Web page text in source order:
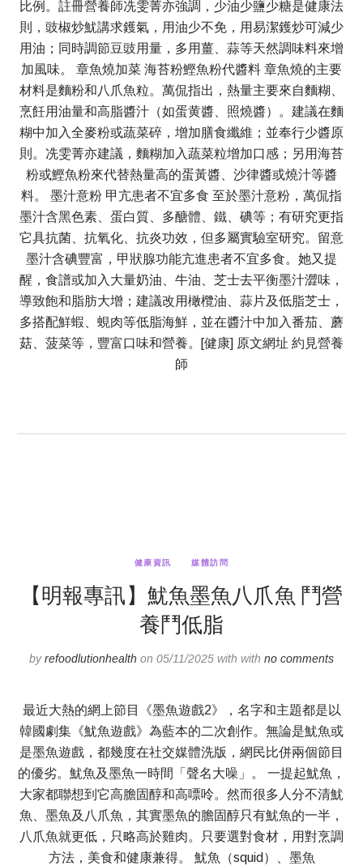
比例。註冊營養師冼雯菁亦強調，少油少鹽少糖是健康法
則，豉椒炒魷講求鑊氣，用油少不免，用易潔鑊炒可減少
用油；同時調節豆豉用量，多用薑、蒜等天然調味料來增
加風味。 章魚燒加菜 海苔粉鰹魚粉代醬料 章魚燒的主要
材料是麵粉和八爪魚粒。萬侃指出，熱量主要來自麵糊、
烹飪用油量和高脂醬汁（如蛋黄醬、照燒醬）。建議在麵
糊中加入全麥粉或蔬菜碎，增加膳食纖維；並奉行少醬原
則。冼雯菁亦建議，麵糊加入蔬菜粒增加口感；另用海苔
粉或鰹魚粉來代替熱量高的蛋黃醬、沙律醬或燒汁等醬
料。 墨汁意粉 甲亢患者不宜多食 至於墨汁意粉，萬侃指
墨汁含黑色素、蛋白質、多醣體、鐵、碘等；有研究更指
它具抗菌、抗氧化、抗炎功效，但多屬實驗室研究。留意
墨汁含碘豐富，甲狀腺功能亢進患者不宜多食。她又提
醒，食譜或加入大量奶油、牛油、芝士去平衡墨汁澀味，
導致飽和脂肪大增；建議改用橄欖油、蒜片及低脂芝士，
多搭配鮮蝦、蜆肉等低脂海鮮，並在醬汁中加入番茄、蘑
菇、菠菜等，豐富口味和營養。[健康] 原文網址 約見營養
師
健康資訊 媒體訪問
【明報專訊】魷魚墨魚八爪魚 鬥營
養鬥低脂
byrefoodlutionhealth on 05/11/2025 with with no comments
最近大熱的網上節目《墨魚遊戲2》，名字和主題都是以
韓國劇集《魷魚遊戲》為藍本的二次創作。無論是魷魚或
是墨魚遊戲，都幾度在社交媒體洗版，網民比併兩個節目
的優劣。魷魚及墨魚一時間「聲名大噪」。 一提起魷魚，
大家都聯想到它高膽固醇和高嘌呤。然而很多人分不清魷
魚、墨魚及八爪魚，其實墨魚的膽固醇只有魷魚的一半，
八爪魚就更低，只略高於雞肉。只要選對食材，用對烹調
方法，美食和健康兼得。 魷魚（squid）、墨魚